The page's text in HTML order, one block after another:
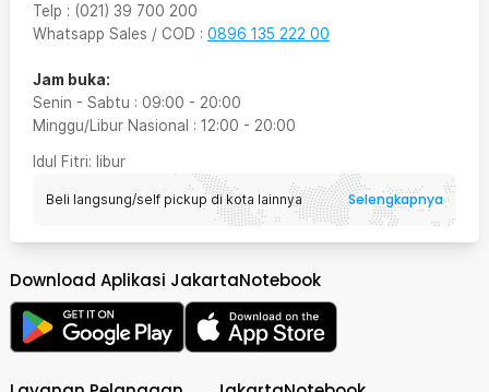
Telp : (021) 39 700 200
Whatsapp Sales / COD : 0896 135 222 00
Jam buka:
Senin - Sabtu : 09:00 - 20:00
Minggu/Libur Nasional : 12:00 - 20:00
Idul Fitri: libur
Beli langsung/self pickup di kota lainnya Selengkapnya
Download Aplikasi JakartaNotebook